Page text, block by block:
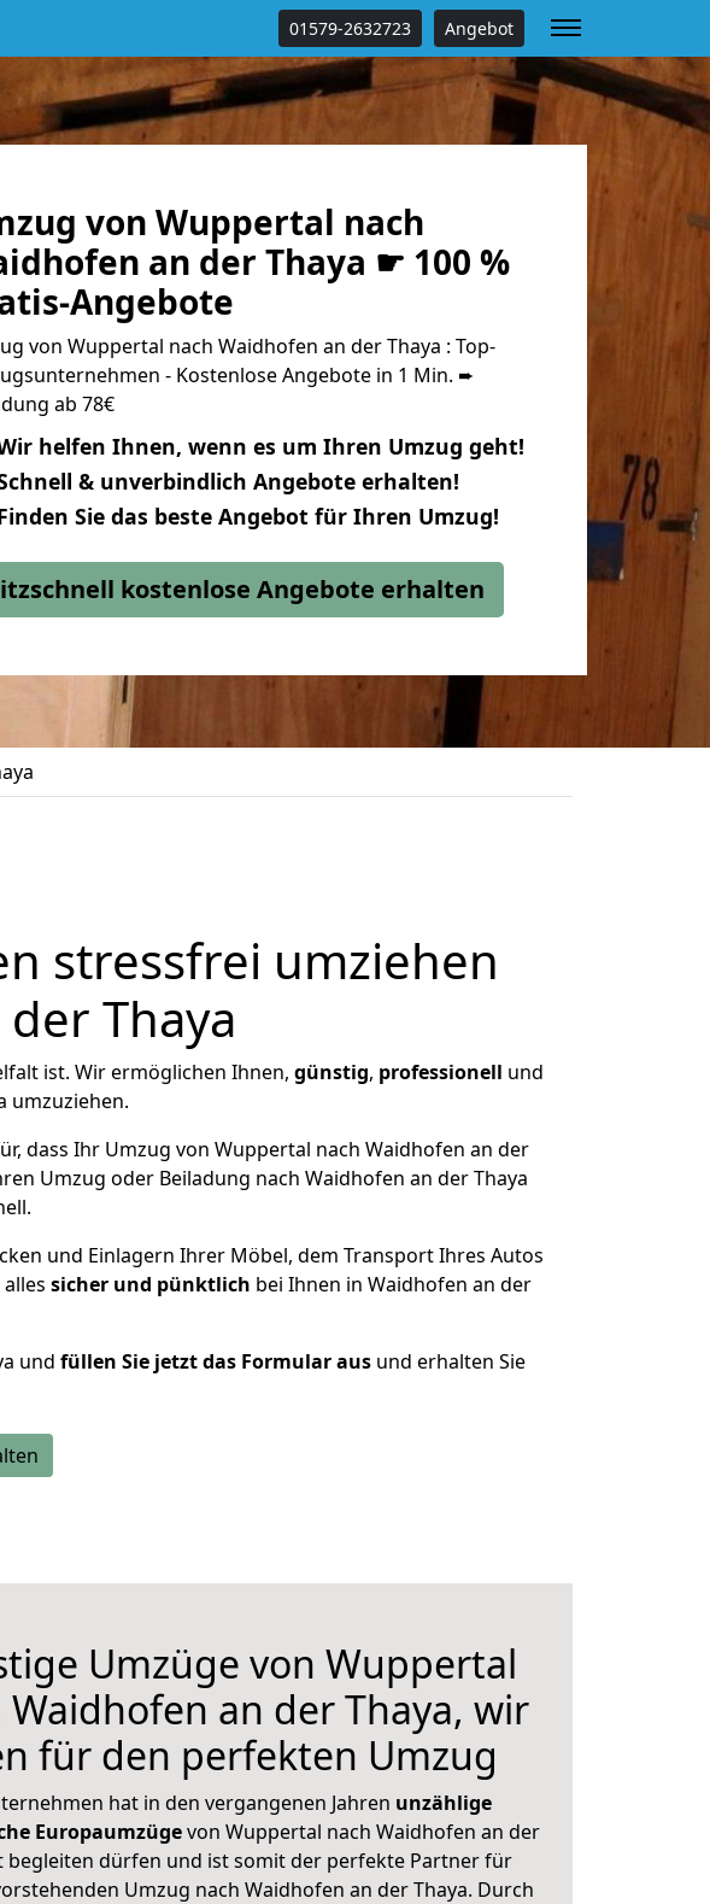
01579-2632723 Angebot
von Wuppertal nach
an der Thaya ☛ 100 %
Angebote
von Wuppertal nach Waidhofen an der Thaya : Top-
- Kostenlose Angebote in 1 Min. ➨
ab 78€
helfen Ihnen, wenn es um Ihren Umzug geht!
& unverbindlich Angebote erhalten!
Sie das beste Angebot für Ihren Umzug!
kostenlose Angebote erhalten
stressfrei umziehen
Thaya
ist. Wir ermöglichen Ihnen, günstig, professionell und
umzuziehen.
dass Ihr Umzug von Wuppertal nach Waidhofen an der
Umzug oder Beiladung nach Waidhofen an der Thaya
und Einlagern Ihrer Möbel, dem Transport Ihres Autos
sicher und pünktlich bei Ihnen in Waidhofen an der
und füllen Sie jetzt das Formular aus und erhalten Sie
Umzüge von Wuppertal
Waidhofen an der Thaya, wir
für den perfekten Umzug
hat in den vergangenen Jahren unzählige
Europaumzügevon Wuppertal nach Waidhofen an der
begleiten dürfen und ist somit der perfekte Partner für
Umzug nach Waidhofen an der Thaya. Durch